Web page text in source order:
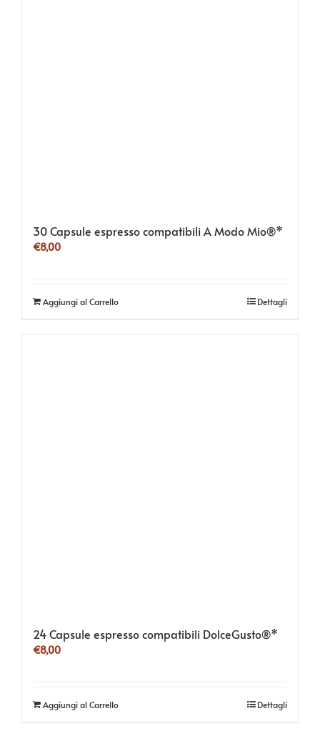
30 Capsule espresso compatibili A Modo Mio®*
€8,00
Aggiungi al Carrello Dettagli
24 Capsule espresso compatibili DolceGusto®*
€8,00
Aggiungi al Carrello Dettagli